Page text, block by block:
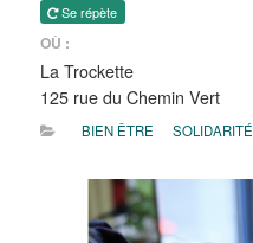
Se répète
OÙ :
La Trockette
125 rue du Chemin Vert
BIEN ÊTRE SOLIDARITÉ